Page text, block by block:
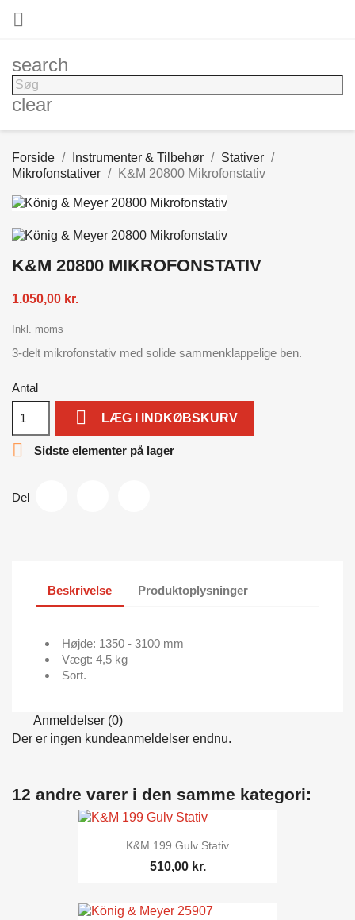

search
clear
Forside Instrumenter & Tilbehør
Stativer
Mikrofonstativer
K&M 20800 Mikrofonstativ
K&M 20800 MIKROFONSTATIV
1.050,00 kr.
Inkl. moms
3-delt mikrofonstativ med solide sammenklappelige ben.
Antal
 LÆG I INDKØBSKURV
 Sidste elementer på lager
Del
Beskrivelse Produktoplysninger
Højde: 1350 - 3100 mm
Vægt: 4,5 kg
Sort.
Anmeldelser (0)
Der er ingen kundeanmeldelser endnu.
12 andre varer i den samme kategori:
K&M 199 Gulv Stativ
510,00 kr.